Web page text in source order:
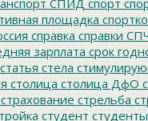
площадка
справка справки
зарплата срок
статья стела
столица столица ДфО
страхование стрельба
студент студенты